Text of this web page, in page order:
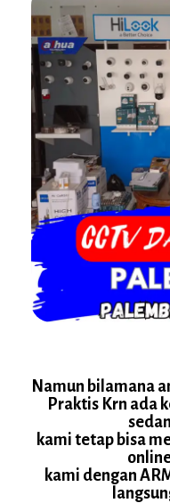
Namun bilamana
Praktis Krn ada
kami tetap bisa
kami dengan